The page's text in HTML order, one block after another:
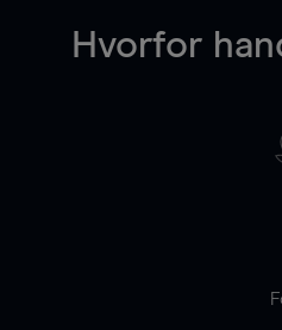
Hvorfor